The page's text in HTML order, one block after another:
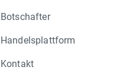
Botschafter
Handelsplattform
Kontakt